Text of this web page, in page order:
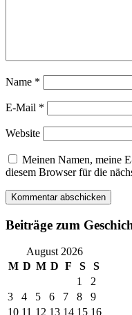
Name *
E-Mail *
Website
Meinen Namen, meine
diesem Browser für die
Beiträge zum
August 2026
M D M D F S
S
1
2
3
4 5 6 7 8
9
10 11 12 13 14 15 16